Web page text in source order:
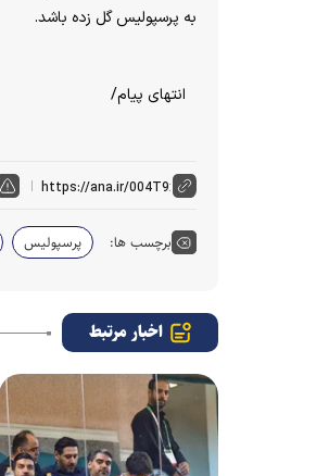
به پرسپولیس گل زده باشد.
انتهای پیام/
برچسب ها: پرسپولیس
اخبار مرتبط